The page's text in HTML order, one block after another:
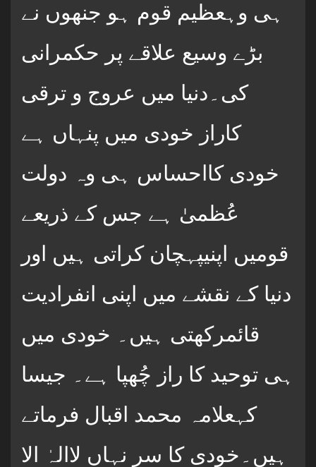
ہی وہعظیم قوم ہو جنھوں نے
بڑے وسیع علاقے پر حکمرانی
کی۔دنیا میں عروج و ترقی
کاراز خودی میں پنہاں ہے
خودی کااحساس ہی وہ دولت
عُظمیٰ ہے جس کے ذریعے
قومیں اپنیپہچان کراتی ہیں اور
دنیا کے نقشے میں اپنی انفرادیت
قائمرکھتی ہیں۔ خودی میں
ہی توحید کا راز چُھپا ہے۔ جیسا
کہعلامہ محمد اقبال فرماتے
ہیں۔خودی کا سر نہاں لاالہٰ الا